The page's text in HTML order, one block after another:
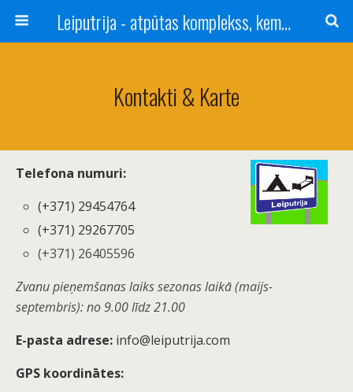
Leiputrija - atpūtas komplekss, kempings, viesu nams pie Rīgas / Camping, caravan site, bed and breakfast near Riga / Camping, caravanas, bungalows Letonia / Campingplatz, Caravanpark, Zimmer in Lettland / Kемпинг и гостевой дом к Риги
Kontakti & Karte
Тelefona numuri:
(+371) 29454764
(+371) 29267705
(+371) 26405596
Zvanu pieņemšanas laiks sezonas laikā (maijs-
septembris): no 9.00 līdz 21.00
E-pasta adrese: info@leiputrija.com
GPS koordinātes: